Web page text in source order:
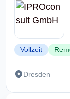
Vollzeit
Dresden